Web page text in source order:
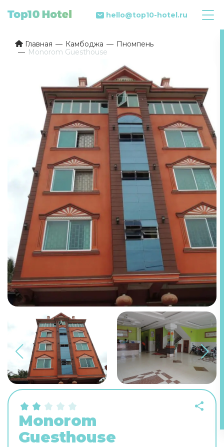
hello@top10-hotel.ru
Главная Камбоджа
Пномпень
Monorom Guesthouse
Monorom
Guesthouse